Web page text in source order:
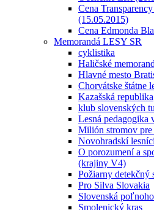
Cena
(15.05.2015)
Cena Edmonda
Memorandá LESY SR
cyklistika
Haličské
Hlavné mesto
Chorvátske štátne
Kazašská republika
klub slovenských
Lesná pedagogika
Milión stromov pre
Novohradskí
O porozumení a
(krajiny V4)
Požiarny detekčný
Pro Silva Slovakia
Slovenská
Smolenický kras